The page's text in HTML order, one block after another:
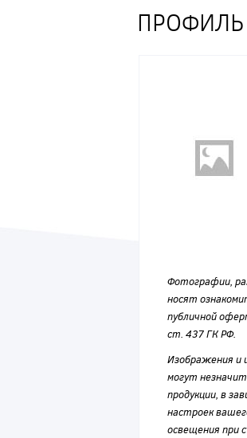
Фотографии,
носят
публичной
ст. 437 ГК РФ.
Изображения и
могут
продукции, в
настроек
освещения при